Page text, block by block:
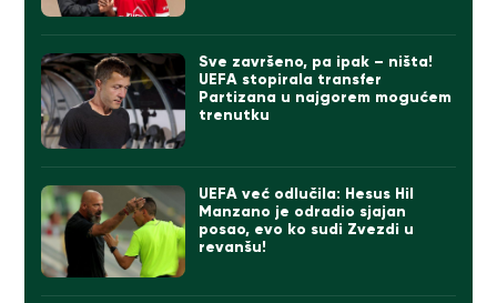
Sve završeno, pa ipak – ništa!
UEFA stopirala transfer
Partizana u najgorem mogućem
trenutku
UEFA već odlučila: Hesus Hil
Manzano je odradio sjajan
posao, evo ko sudi Zvezdi u
revanšu!